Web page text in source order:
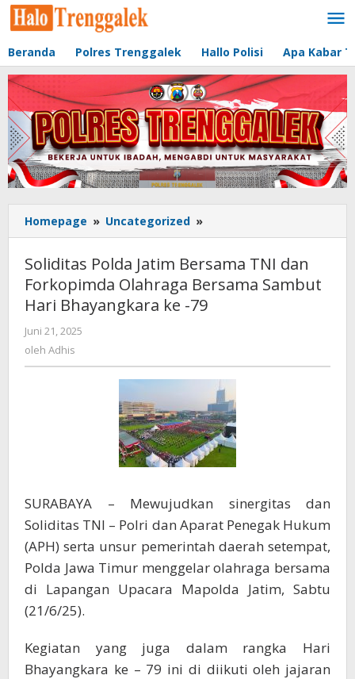
Lewati
ke
Beranda Polres Trenggalek Hallo Polisi Apa Kabar
Homepage » Uncategorized »
Polda
Bersama
TNI
dan
Sambut
Hari
Bhayangkara
ke
-79
Soliditas Polda Jatim Bersama TNI dan
Forkopimda Olahraga Bersama Sambut
Hari Bhayangkara ke -79
Juni 21, 2025
oleh Adhis
SURABAYA – Mewujudkan sinergitas dan
Soliditas TNI – Polri dan Aparat Penegak Hukum
(APH) serta unsur pemerintah daerah setempat,
Polda Jawa Timur menggelar olahraga bersama
di Lapangan Upacara Mapolda Jatim, Sabtu
(21/6/25).
Kegiatan yang juga dalam rangka Hari
Bhayangkara ke – 79 ini di diikuti oleh jajaran